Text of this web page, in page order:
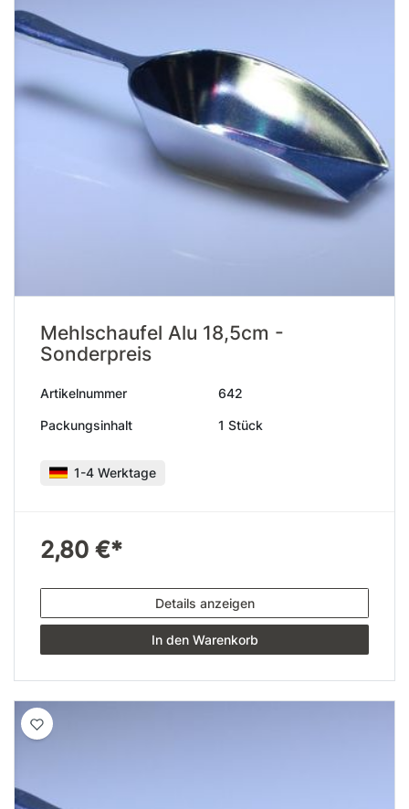
Mehlschaufel Alu 18,5cm -
Sonderpreis
Artikelnummer 642
Packungsinhalt 1 Stück
1-4 Werktage
2,80 €*
Details anzeigen
In den Warenkorb